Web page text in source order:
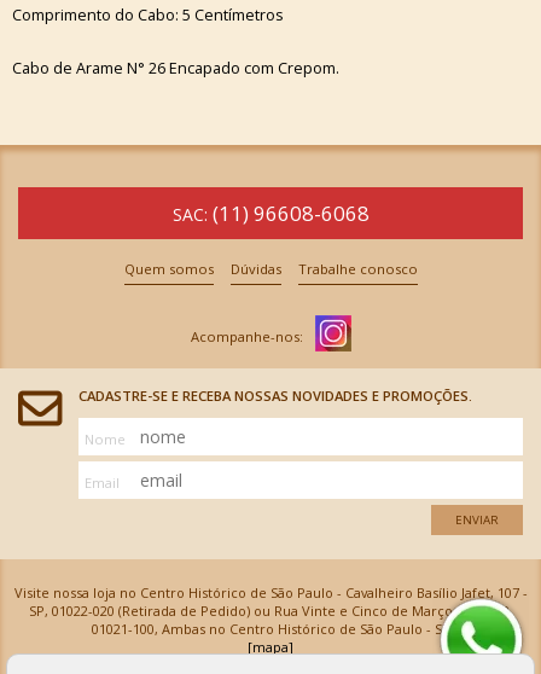
Comprimento do Cabo: 5 Centímetros
Cabo de Arame N° 26 Encapado com Crepom.
SAC: (11) 96608-6068
Quem somos Dúvidas Trabalhe conosco
CADASTRE-SE E RECEBA NOSSAS NOVIDADES E PROMOÇÕES.
Nome
Email
ENVIAR
Visite nossa loja no Centro Histórico de São Paulo - Cavalheiro Basílio Jafet, 107 -
SP, 01022-020 (Retirada de Pedido) ou Rua Vinte e Cinco de Março, 576 - SP,
01021-100, Ambas no Centro Histórico de São Paulo - SP
[mapa]